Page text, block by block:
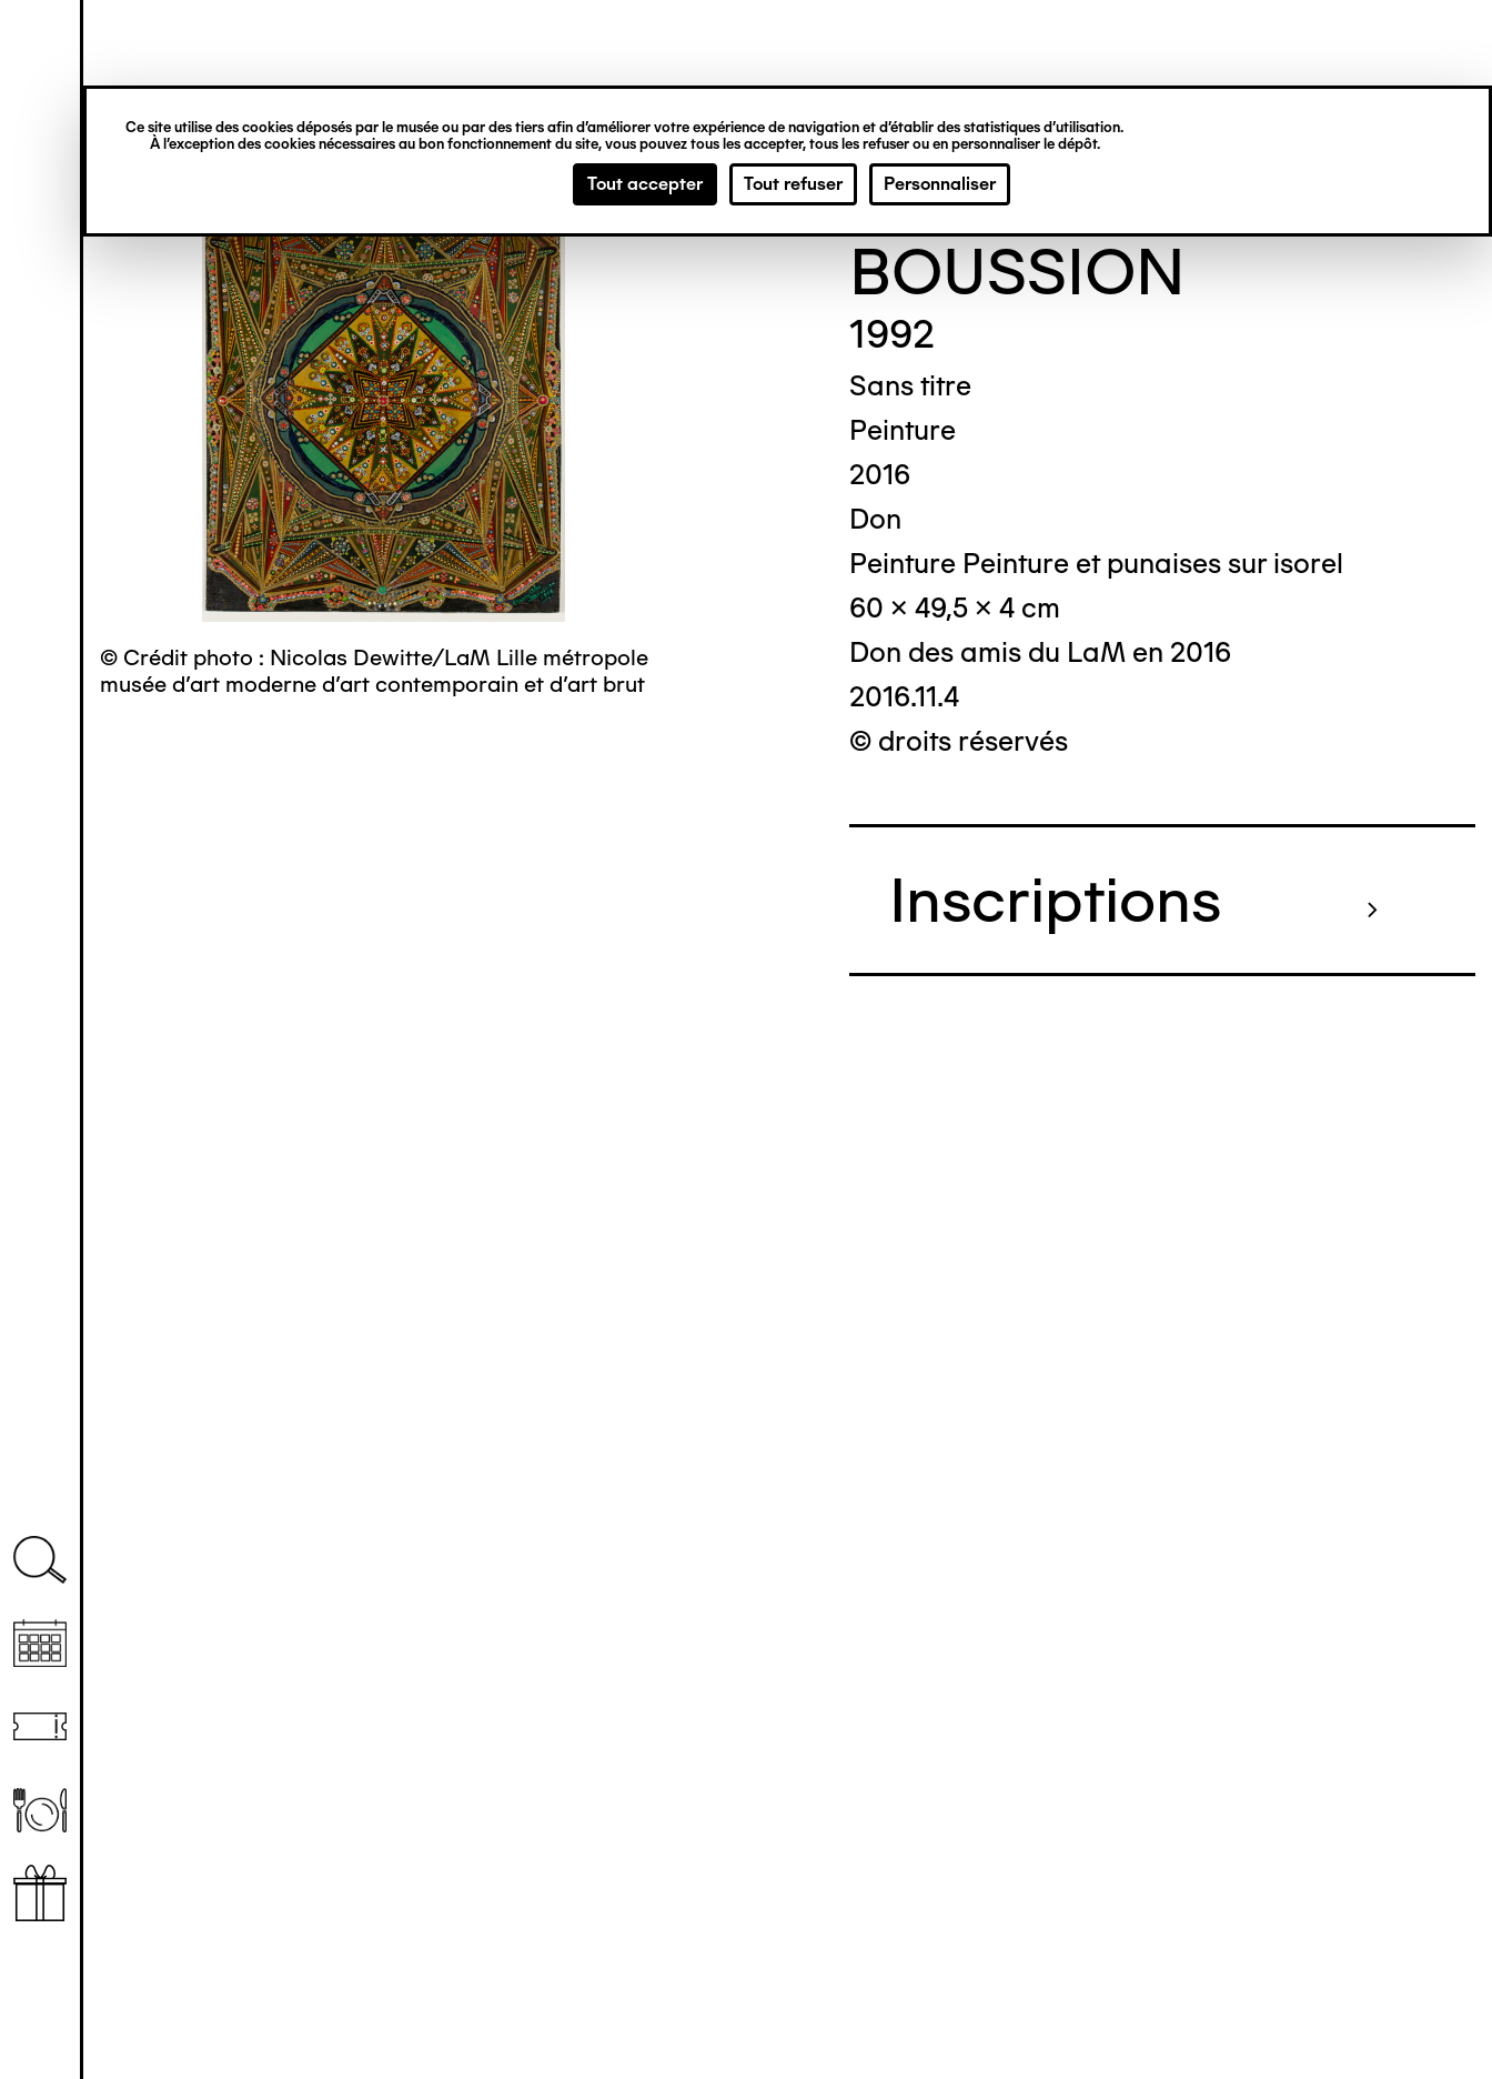
Ce site utilise des cookies déposés par le musée ou par des tiers afin d’améliorer votre expérience de navigation et d’établir des statistiques d’utilisation.
À l’exception des cookies nécessaires au bon fonctionnement du site, vous pouvez tous les accepter, tous les refuser ou en personnaliser le dépôt.
Tout accepter Tout refuser Personnaliser
principal
verticale
© Crédit photo : Nicolas Dewitte/LaM Lille métropole
musée d’art moderne d’art contemporain et d’art brut
Charles Cako
BOUSSION
1992
Sans titre
Peinture
2016
Don
Peinture Peinture et punaises sur isorel
60 x 49,5 x 4 cm
Don des amis du LaM en 2016
2016.11.4
© droits réservés
Inscriptions